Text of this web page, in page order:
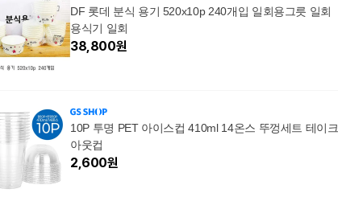
DF 롯데 분식 용기 520x10p 240개입 일회용그릇 일회
용식기 일회
38,800원
10P 투명 PET 아이스컵 410ml 14온스 뚜껑세트 테이크
아웃컵
2,600원